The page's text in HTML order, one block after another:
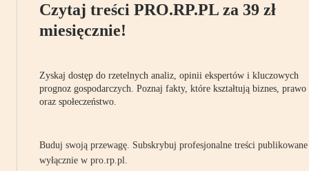
Czytaj treści PRO.RP.PL za 39 zł
miesięcznie!
Zyskaj dostęp do rzetelnych analiz, opinii ekspertów i kluczowych
prognoz gospodarczych. Poznaj fakty, które kształtują biznes, prawo
oraz społeczeństwo.
Buduj swoją przewagę. Subskrybuj profesjonalne treści publikowane
wyłącznie w pro.rp.pl.